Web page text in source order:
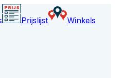
Prijslijst Winkels